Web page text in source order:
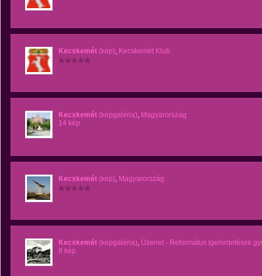
Kecskemét (kép), Kecskemét Klub
Kecskemét (képgaléria), Magyarország
14 kép
Kecskemét (kép), Magyarország
Kecskemét (képgaléria), Üzenet - Református Igehirdetések
8 kép